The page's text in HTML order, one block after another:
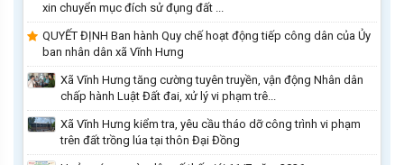
xin chuyển mục đích sử đụng đất ...
QUYẾT ĐỊNH Ban hành Quy chế hoạt động tiếp công dân của Ủy
ban nhân dân xã Vĩnh Hưng
Xã Vĩnh Hưng tăng cường tuyên truyền, vận động Nhân dân
chấp hành Luật Đất đai, xử lý vi phạm trê...
Xã Vĩnh Hưng kiểm tra, yêu cầu tháo dỡ công trình vi phạm
trên đất trồng lúa tại thôn Đại Đồng